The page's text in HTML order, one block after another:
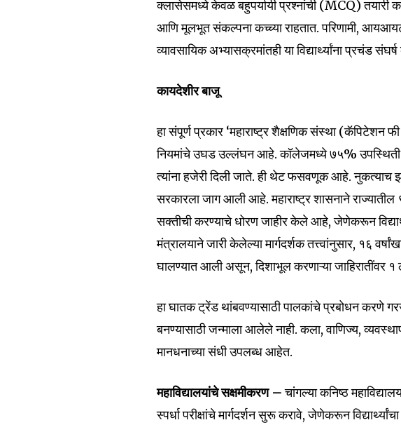
6,300
क्लासेसमध्ये केवळ बहुपर्यायी प्रश्नांची (MCQ) तयारी
आणि मूलभूत संकल्पना कच्च्या राहतात. परिणामी,
व्यावसायिक अभ्यासक्रमांतही या विद्यार्थ्यांना प्रचंड
कायदेशीर बाजू
हा संपूर्ण प्रकार ‘महाराष्ट्र शैक्षणिक संस्था (कॅपिटेशन
नियमांचे उघड उल्लंघन आहे. कॉलेजमध्ये ७५% उपस्थिती
त्यांना हजेरी दिली जाते. ही थेट फसवणूक आहे. नुकत्याच
सरकारला जाग आली आहे. महाराष्ट्र शासनाने राज्यातील
सक्तीची करण्याचे धोरण जाहीर केले आहे, जेणेकरून
मंत्रालयाने जारी केलेल्या मार्गदर्शक तत्त्वांनुसार, १६
घालण्यात आली असून, दिशाभूल करणाऱ्या जाहिरातींवर
हा घातक ट्रेंड थांबवण्यासाठी पालकांचे प्रबोधन करणे
बनण्यासाठी जन्माला आलेले नाही. कला, वाणिज्य,
मानधनाच्या संधी उपलब्ध आहेत.
महाविद्यालयांचे सक्षमीकरण –चांगल्या कनिष्ठ
स्पर्धा परीक्षांचे मार्गदर्शन सुरू करावे, जेणेकरून